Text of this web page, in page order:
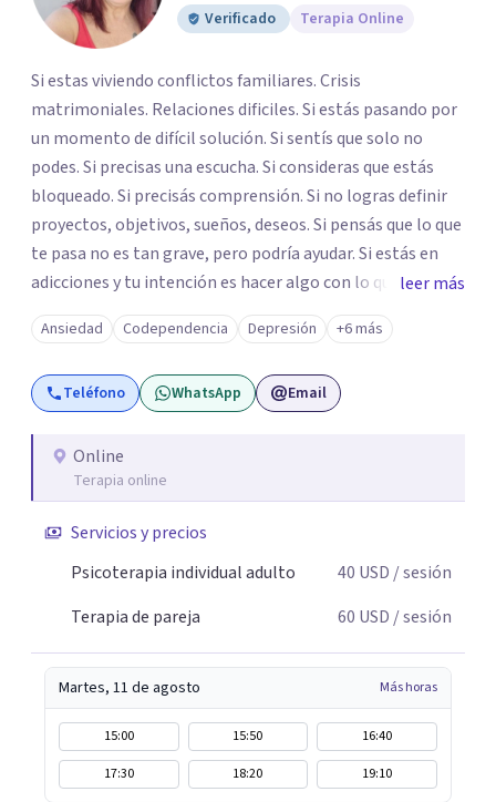
Verificado
Terapia Online
Si estas viviendo conflictos familiares. Crisis
matrimoniales. Relaciones dificiles. Si estás pasando por
un momento de difícil solución. Si sentís que solo no
podes. Si precisas una escucha. Si consideras que estás
bloqueado. Si precisás comprensión. Si no logras definir
proyectos, objetivos, sueños, deseos. Si pensás que lo que
te pasa no es tan grave, pero podría ayudar. Si estás en
adicciones y tu intención es hacer algo con lo que te está
pasando. No dudes en comunicarte a fin de comenzar a
resolver la situación que está generando esa angustia.
leer más
Ansiedad Codependencia Depresión +6 más
Teléfono WhatsApp Email
Online
Terapia online
Servicios y precios
Psicoterapia individual adulto
40 USD / sesión
Terapia de pareja
60 USD / sesión
Martes, 11 de agosto Más horas
15:00 15:50
16:40
17:30
18:20 19:10